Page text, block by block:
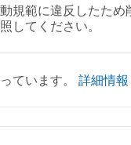
規範に違反したた
してください。
ています。 詳細情報